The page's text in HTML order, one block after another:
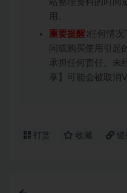
站整理资料的时间
用。
重要提醒 ∶任何情
问或购买使用引起
承担任何责任。未
享】可能会被取消
打赏 收藏 链